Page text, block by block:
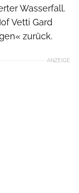
Wasserfall.
Vetti Gard
zurück.
ANZEIGE